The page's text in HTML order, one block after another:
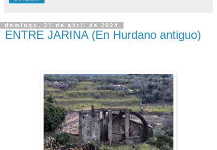
domingo, 21 de abril de 2024
ENTRE JARINA (En Hurdano antiguo)